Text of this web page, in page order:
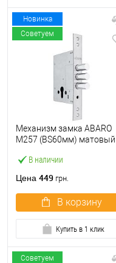
Новинка
Советуем
В наличии
Механизм замка ABARO
M257 (BS60мм) матовый
Цена 449 грн.
В корзину
Купить в 1 клик
Советуем